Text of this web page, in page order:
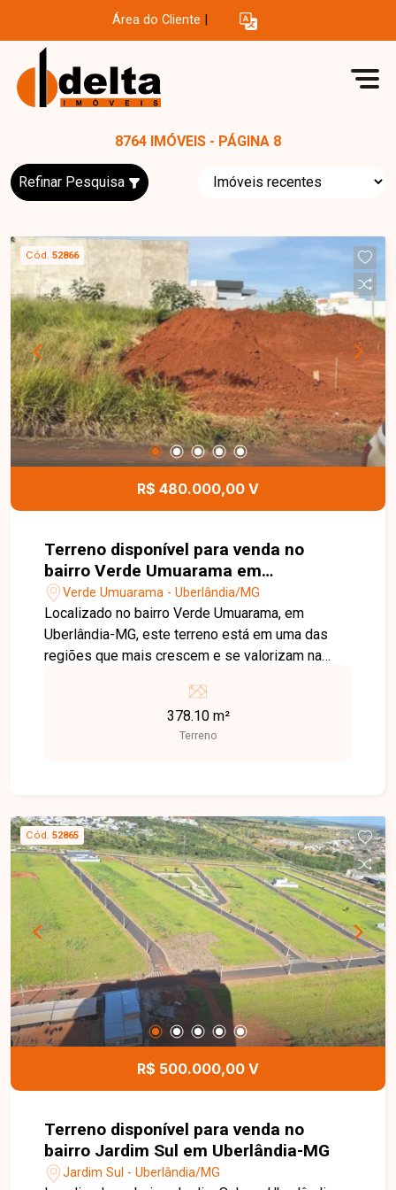
Área do Cliente
8764 IMÓVEIS - PÁGINA 8
Refinar Pesquisa
Cód. 52866
R$ 480.000,00 V
Terreno disponível para venda no
bairro Verde Umuarama em
Uberlândia-MG
Verde Umuarama - Uberlândia/MG
Localizado no bairro Verde Umuarama, em
Uberlândia-MG, este terreno está em uma das
regiões que mais crescem e se valorizam na
infraestrutura completa, ruas amplas, fácil acesso
às principais vias e está próximo a comércios,
escolas, universidades, hospitais e diversos
proporcionando excelentes possibilidades para a
construção de uma residência de alto padrão ou
para um empreendimento imobiliário. Sua
localização privilegiada dentro do bairro favorece
projetos modernos, funcionais e com excelente
aproveitamento do terreno. Esta é uma excelente
oportunidade para quem deseja construir o
imóvel dos sonhos ou investir em uma região
com grande potencial de crescimento e
valorização. Agende uma visita e venha conhecer
todos os detalhes deste excelente terreno no
bairro Verde Umuarama.
378.10 m²
Terreno
Cód. 52865
R$ 500.000,00 V
Terreno disponível para venda no
bairro Jardim Sul em Uberlândia-MG
Jardim Sul - Uberlândia/MG